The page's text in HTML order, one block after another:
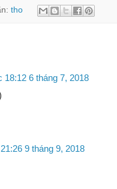
tho
18:12 6 tháng 7, 2018
9 tháng 9, 2018